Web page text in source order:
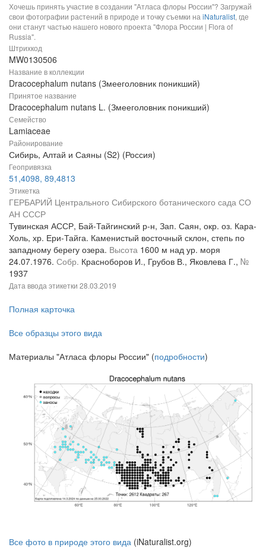
Хочешь принять участие в создании "Атласа флоры России"? Загружай
свои фотографии растений в природе и точку съемки на iNaturalist, где
они станут частью нашего нового проекта "Флора России | Flora of
Russia".
Штрихкод
MW0130506
Название в коллекции
Dracocephalum nutans (Змееголовник поникший)
Принятое название
Dracocephalum nutans L. (Змееголовник поникший)
Семейство
Lamiaceae
Районирование
Сибирь, Алтай и Саяны (S2) (Россия)
Геопривязка
51,4098, 89,4813
Этикетка
ГЕРБАРИЙ Центрального Сибирского ботанического сада СО
АН СССР
Тувинская АССР, Бай-Тайгинский р-н, Зап. Саян, окр. оз. Кара-
Холь, хр. Ери-Тайга. Каменистый восточный склон, степь по
западному берегу озера. Высота 1600 м над ур. моря
24.07.1976. Собр. Красноборов И., Грубов В., Яковлева Г., №
1937
Дата ввода этикетки 28.03.2019
Полная карточка
Все образцы этого вида
Материалы "Атласа флоры России" (подробности)
Все фото в природе этого вида (iNaturalist.org)